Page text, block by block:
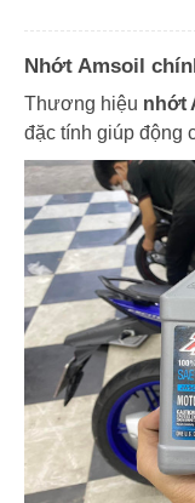
Nhớt Amsoil
Thương hiệu nhớt
đặc tính giúp động